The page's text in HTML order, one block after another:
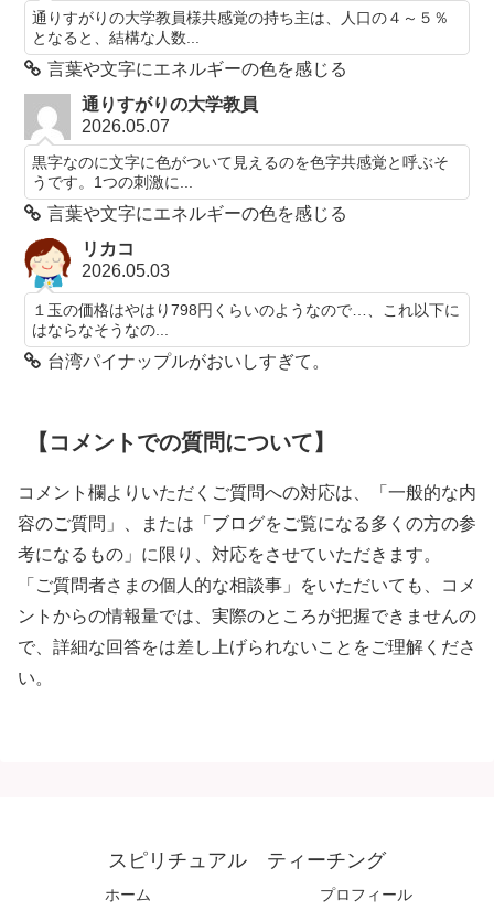
通りすがりの大学教員様共感覚の持ち主は、人口の４～５％
となると、結構な人数...
言葉や文字にエネルギーの色を感じる
通りすがりの大学教員
2026.05.07
黒字なのに文字に色がついて見えるのを色字共感覚と呼ぶそ
うです。1つの刺激に...
言葉や文字にエネルギーの色を感じる
リカコ
2026.05.03
１玉の価格はやはり798円くらいのようなので…、これ以下に
はならなそうなの...
台湾パイナップルがおいしすぎて。
【コメントでの質問について】
コメント欄よりいただくご質問への対応は、「一般的な内
容のご質問」、または「ブログをご覧になる多くの方の参
考になるもの」に限り、対応をさせていただきます。
「ご質問者さまの個人的な相談事」をいただいても、コメ
ントからの情報量では、実際のところが把握できませんの
で、詳細な回答をは差し上げられないことをご理解くださ
い。
スピリチュアル ティーチング
ホーム プロフィール